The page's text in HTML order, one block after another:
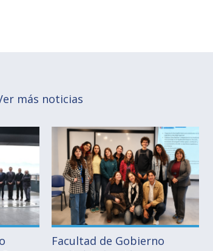
más noticias
Facultad de Gobierno